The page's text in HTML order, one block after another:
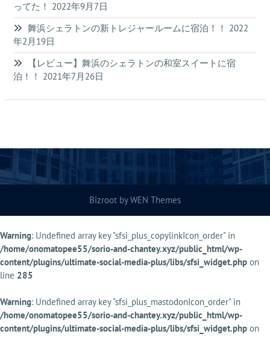
ってた！ 2022年9月7日
舞浜シェラトンの新トレジャールームに宿泊！！ 2022
年2月19日
【レビュー】舞浜のシェラトンの和室スイートに宿
泊！！ 2021年7月26日
Bizroot byWEN Themes
Warning: Undefined array key "sfsi_plus_copylinkIcon_order" in
/home/onomatopee55/sorio-and-chantey.xyz/public_html/wp-
content/plugins/ultimate-social-media-plus/libs/sfsi_widget.php on
line 285
Warning: Undefined array key "sfsi_plus_mastodonIcon_order" in
/home/onomatopee55/sorio-and-chantey.xyz/public_html/wp-
content/plugins/ultimate-social-media-plus/libs/sfsi_widget.php on